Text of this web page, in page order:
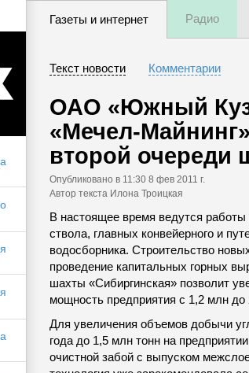
Газеты и интернет Радио
Текст новости Комментарии
ОАО «Южный
«Мечел-
второй очереди
Опубликовано в 11:30 8 фев 2011 г.
Автор текста Илона Троицкая
В настоящее время ведутся работы
ствола, главных конвейерного и
водосборника. Строительство
проведение капитальных горных
шахты «Сибиргинская» позволит
мощность предприятия с 1,2 млн до
Для увеличения объемов добычи
года до 1,5 млн тонн на
очистной забой с выпуском